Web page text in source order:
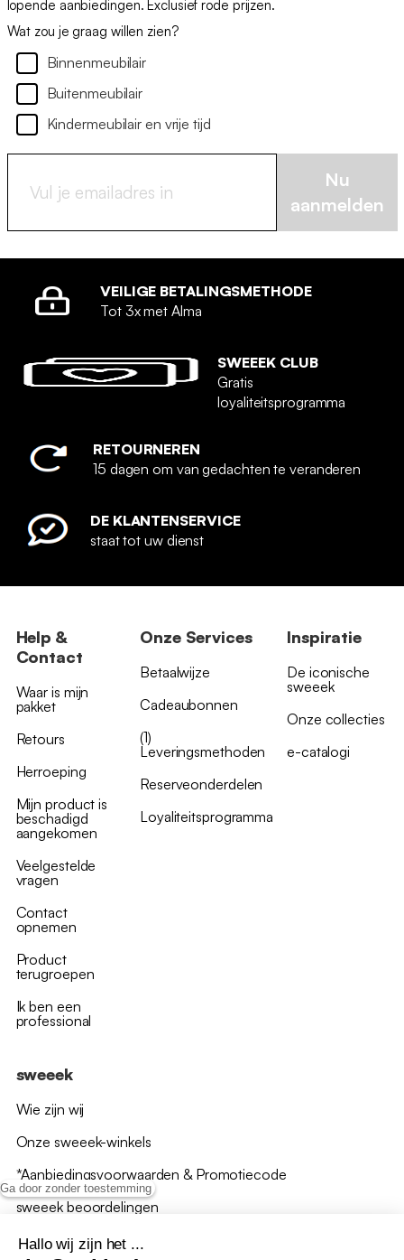
Ga door zonder toestemming
Hallo wij zijn het ...
lopende aanbiedingen. Exclusief rode prijzen.
Wat zou je graag willen zien?
Binnenmeubilair
Buitenmeubilair
Kindermeubilair en vrije tijd
Nu
aanmelden
VEILIGE BETALINGSMETHODE
Tot 3x met Alma
SWEEEK CLUB
Gratis
loyaliteitsprogramma
RETOURNEREN
15 dagen om van gedachten te veranderen
DE KLANTENSERVICE
staat tot uw dienst
Help &
Contact
Waar is mijn
pakket
Retours
Herroeping
Mijn product is
beschadigd
aangekomen
Veelgestelde
vragen
Contact
opnemen
Product
terugroepen
Ik ben een
professional
Onze Services
Betaalwijze
Cadeaubonnen
(1)
Leveringsmethoden
Reserveonderdelen
Loyaliteitsprogramma
Inspiratie
De iconische
sweeek
Onze collecties
e-catalogi
sweeek
Wie zijn wij
Onze sweeek-winkels
*Aanbiedingsvoorwaarden & Promotiecode
sweeek beoordelingen